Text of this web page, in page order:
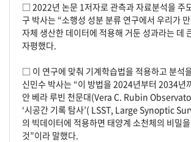
□ 2022년 논문 1저자로 관측과 자료분석을 주
구 박사는 “소행성 성분 분류 연구에서 우리가
자체 생산한 데이터에 적용해 거둔 성과라는 데
자평했다.
□ 이 연구에 맞춰 기계학습법을 적용하고 분석
신민수 박사는 “이 방법을 2024년부터 2034년
안 베라 루빈 천문대(Vera C. Rubin
‘시공간 기록 탐사’( LSST, Large Synoptic
의 빅데이터에 적용하면 태양계 소천체의 비밀
것”이라 말했다.